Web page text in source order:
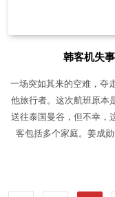
韩客机失
一场突如其来的空难，夺
他旅行者。这次航班原本
送往泰国曼谷，但不幸，
客包括多个家庭。姜成